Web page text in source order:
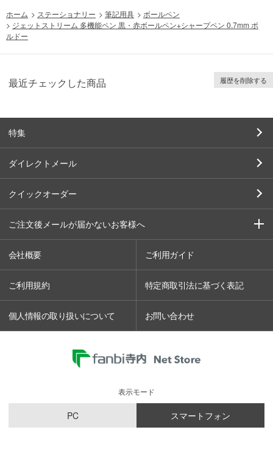
ホーム > ステーショナリー > 筆記用具 > ボールペン
> ジェットストリーム 多機能ペン 黒・赤ボールペン+シャープペン 0.7mm ボ
ルドー
最近チェックした商品 履歴を削除する
特集
ダイレクトメール
クイックオーダー
ご注文後メールが届かないお客様へ
会社概要 ご利用ガイド
ご利用規約 特定商取引法に基づく表記
個人情報の取り扱いについて お問い合わせ
表示モード
PC スマートフォン